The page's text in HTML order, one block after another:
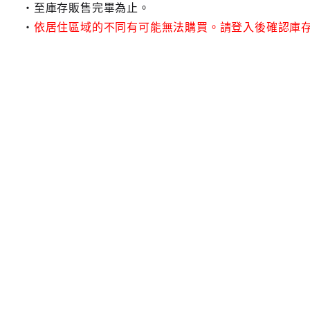
至庫存販售完畢為止。
依居住區域的不同有可能無法購買。請登入後確認庫